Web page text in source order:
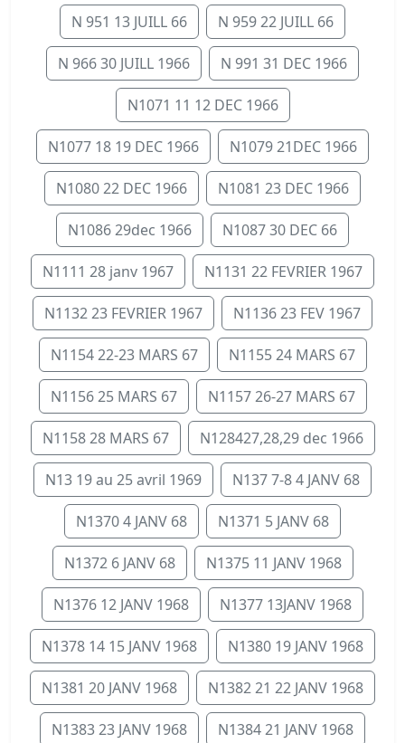
N 951 13 JUILL 66 N 959 22 JUILL 66
N 966 30 JUILL 1966 N 991 31 DEC 1966
N1071 11 12 DEC 1966
N1077 18 19 DEC 1966 N1079 21DEC 1966
N1080 22 DEC 1966 N1081 23 DEC 1966
N1086 29dec 1966 N1087 30 DEC 66
N1111 28 janv 1967 N1131 22 FEVRIER 1967
N1132 23 FEVRIER 1967 N1136 23 FEV 1967
N1154 22-23 MARS 67 N1155 24 MARS 67
N1156 25 MARS 67 N1157 26-27 MARS 67
N1158 28 MARS 67 N128427,28,29 dec 1966
N13 19 au 25 avril 1969 N137 7-8 4 JANV 68
N1370 4 JANV 68 N1371 5 JANV 68
N1372 6 JANV 68 N1375 11 JANV 1968
N1376 12 JANV 1968 N1377 13JANV 1968
N1378 14 15 JANV 1968 N1380 19 JANV 1968
N1381 20 JANV 1968 N1382 21 22 JANV 1968
N1383 23 JANV 1968 N1384 21 JANV 1968